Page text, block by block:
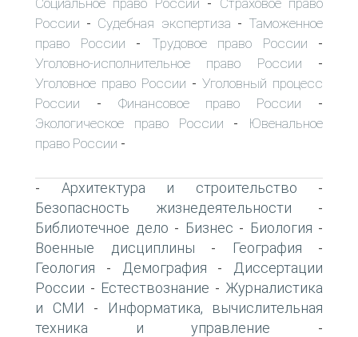
-
России - Судебная экспертиза - Таможенное
право России - Трудовое право России -
Уголовно-исполнительное право России -
Уголовное право России - Уголовный процесс
России - Финансовое право России -
Экологическое право России -
Ювенальное
право России -
- Архитектура и строительство -
Безопасность жизнедеятельности -
Библиотечное дело - Бизнес - Биология -
Военные дисциплины - География -
Геология - Демография -
Диссертации
России - Естествознание - Журналистика
и СМИ -
Информатика, вычислительная
техника и управление -